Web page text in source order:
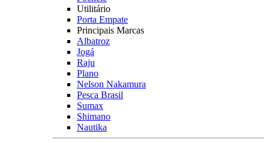
Utilitário
Porta Empate
Principais Marcas
Albatroz
Jogá
Raju
Plano
Nelson Nakamura
Pesca Brasil
Sumax
Shimano
Nautika